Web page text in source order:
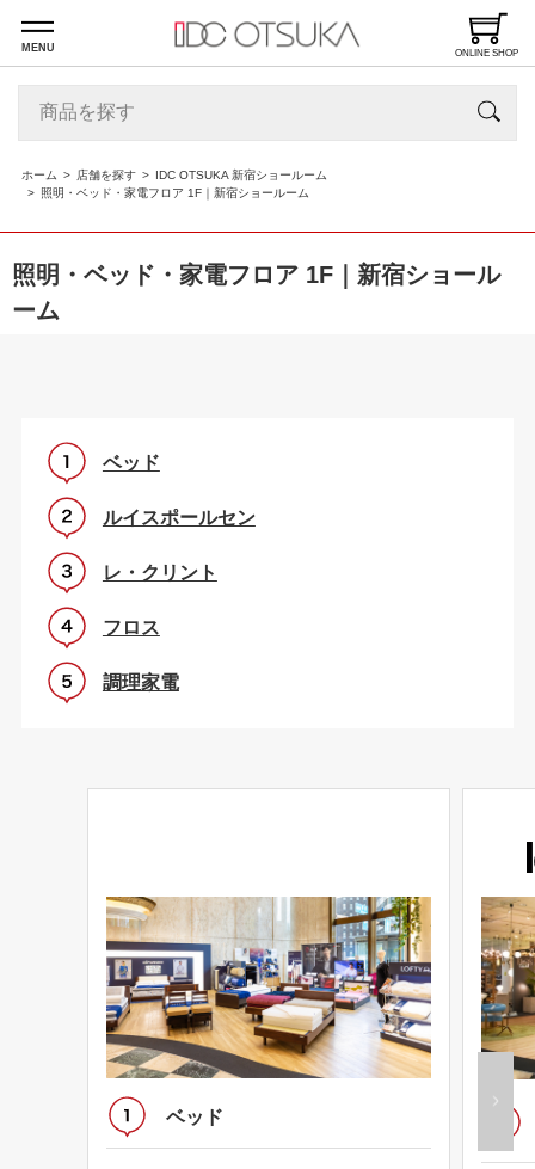
MENU ONLINE SHOP
ホーム 店舗を探す
IDC OTSUKA 新宿ショールーム
照明・ベッド・家電フロア 1F｜新宿ショールーム
照明・ベッド・家電フロア 1F｜新宿ショール
ーム
ベッド
ルイスポールセン
レ・クリント
フロス
調理家電
ベッド